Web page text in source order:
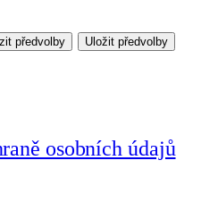
předvolby Uložit předvolby
osobních údajů